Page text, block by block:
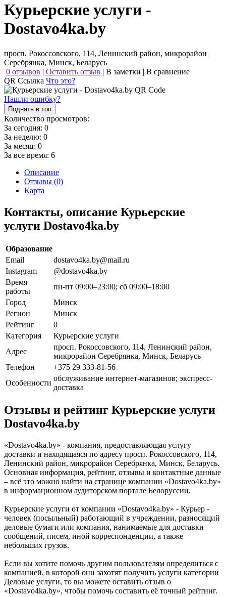
Курьерские услуги -
Dostavo4ka.by
просп. Рокоссовского, 114, Ленинский район, микрорайон
Серебрянка, Минск, Беларусь
0 отзывов | Оставить отзыв | В заметки | В сравнение
QR Ссылка Что это?
Нашли ошибку?
Поднять в топ
Количество просмотров:
За сегодня: 0
За неделю: 0
За месяц: 0
За все время: 6
Описание
Отзывы (0)
Карта
Контакты, описание Курьерские
услуги Dostavo4ka.by
Образование
Email
dostavo4ka.by@mail.ru
Instagram
@dostavo4ka.by
Время
работы
пн-пт 09:00–23:00; сб 09:00–18:00
Город
Минск
Регион
Минск
Рейтинг
0
Категория
Курьерские услуги
Адрес
просп. Рокоссовского, 114, Ленинский район,
микрорайон Серебрянка, Минск, Беларусь
Телефон
+375 29 333-81-56
Особенности
обслуживание интернет-магазинов; экспресс-
доставка
Отзывы и рейтинг Курьерские услуги
Dostavo4ka.by
«Dostavo4ka.by» - компания, предоставляющая услугу
доставки и находящаяся по адресу просп. Рокоссовского, 114,
Ленинский район, микрорайон Серебрянка, Минск, Беларусь.
Основная информация, рейтинг, отзывы и контактные данные
– всё это можно найти на странице компании «Dostavo4ka.by»
в информационном аудиторском портале Белоруссии.
Курьерские услуги от компании «Dostavo4ka.by» - Курьер -
человек (посыльный) работающий в учреждении, разносящий
деловые бумаги или компания, нанимаемые для доставки
сообщений, писем, иной корреспонденции, а также
небольших грузов.
Если вы хотите помочь другим пользователям определиться с
компанией, в которой они захотят получить услуги категории
Деловые услуги, то вы можете оставить отзыв о
«Dostavo4ka.by», чтобы помочь составить её точный рейтинг.